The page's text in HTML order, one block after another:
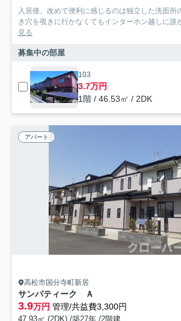
入居後、改めて便利に感じるのは独立した洗面所
き穴を覗きに行かなくてもインターホン越しに誰
見る
募集中の部屋
103
3.7万円
1階 / 46.53㎡ / 2DK
アパート
高松市国分寺町新居
サンパティーク Ａ
3.9万円 管理/共益費3,300円
47.93㎡ (2DK) /築27年 /2階建